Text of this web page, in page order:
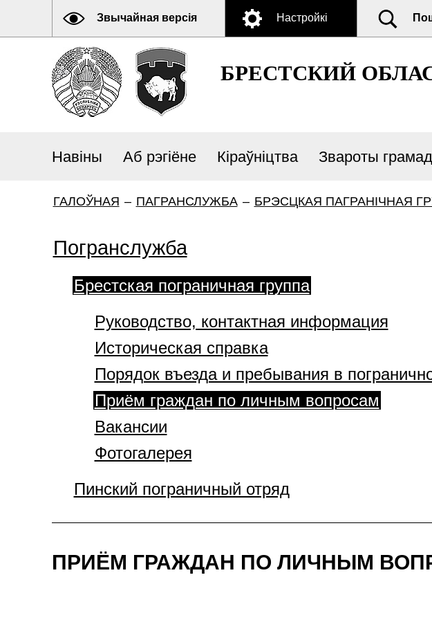
Звычайная версія Настройкі
БРЕСТСКИЙ
Навіны Аб рэгіёне Кіраўніцтва Звароты
ГАЛОЎНАЯ – ПАГРАНСЛУЖБА – БРЭСЦКАЯ ПАГРАНІЧНАЯ
Погранслужба
Брестская пограничная группа
Руководство, контактная информация
Историческая справка
Порядок въезда и пребывания в
Приём граждан по личным вопросам
Вакансии
Фотогалерея
Пинский пограничный отряд
ПРИЁМ ГРАЖДАН ПО ЛИЧНЫМ